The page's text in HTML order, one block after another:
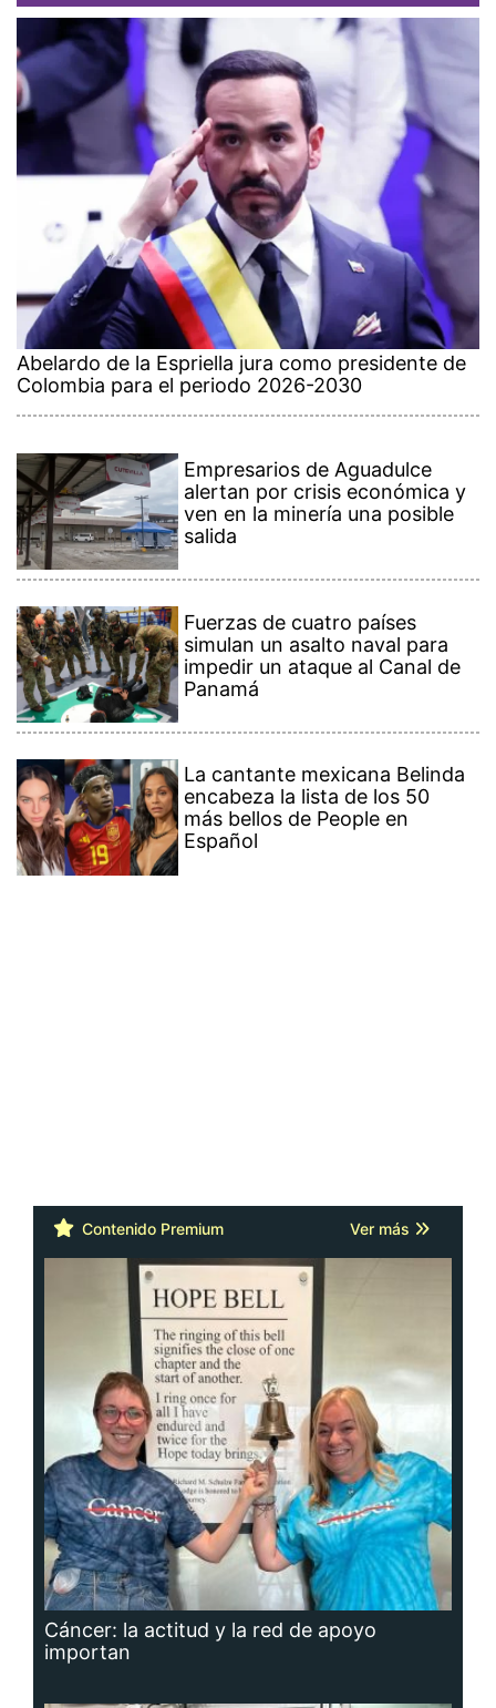
Abelardo de la Espriella jura como presidente de
Colombia para el periodo 2026-2030
Empresarios de Aguadulce
alertan por crisis económica y
ven en la minería una posible
salida
Fuerzas de cuatro países
simulan un asalto naval para
impedir un ataque al Canal de
Panamá
La cantante mexicana Belinda
encabeza la lista de los 50
más bellos de People en
Español
Contenido Premium Ver más
Cáncer: la actitud y la red de apoyo
importan